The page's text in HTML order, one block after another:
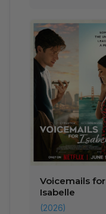
Voicemails for
Isabelle
(2026)